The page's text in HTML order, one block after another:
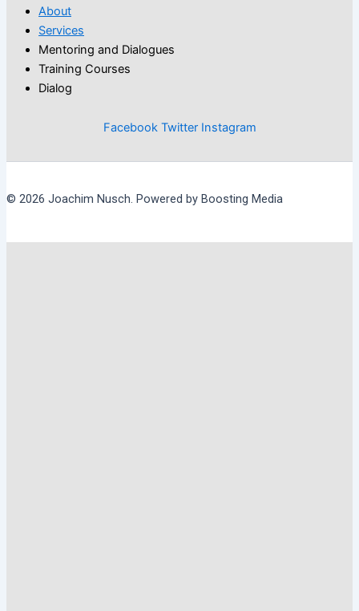
About
Services
Mentoring and Dialogues
Training Courses
Dialog
Facebook Twitter Instagram
© 2026 Joachim Nusch. Powered by Boosting Media